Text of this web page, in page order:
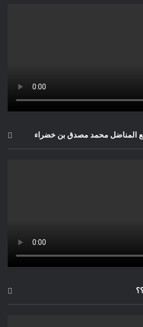
المناضل محمد مصدق بن خضراء